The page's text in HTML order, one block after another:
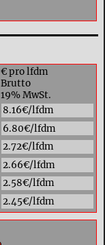
€ pro lfdm
Brutto
19% MwSt.
8.16€/lfdm
6.80€/lfdm
2.72€/lfdm
2.66€/lfdm
2.58€/lfdm
2.45€/lfdm